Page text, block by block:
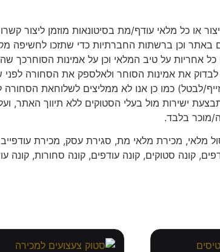
או כל מלאי עודף/מת בסיטונאות מוזמן ליצור
וכן ברשתות החברתיות כדי שתזכו לחשיפה
כל אחריות על טיב המלאי וכן על אמינות הסוחרכך
את אמינות הסוחר ולאלספק את הסחורה
לבטל) כמו כן אנו לא ממליצים לשלוחאת
ישירות מול בעלי הסטוקים ללא תיווך האתר,
מוכר בלבד.
מלאי, מכירת מלאי מת, סגירת עסק, מכירת
קונה סטוקים, קונה עודפים, קונה סחורות, קונה